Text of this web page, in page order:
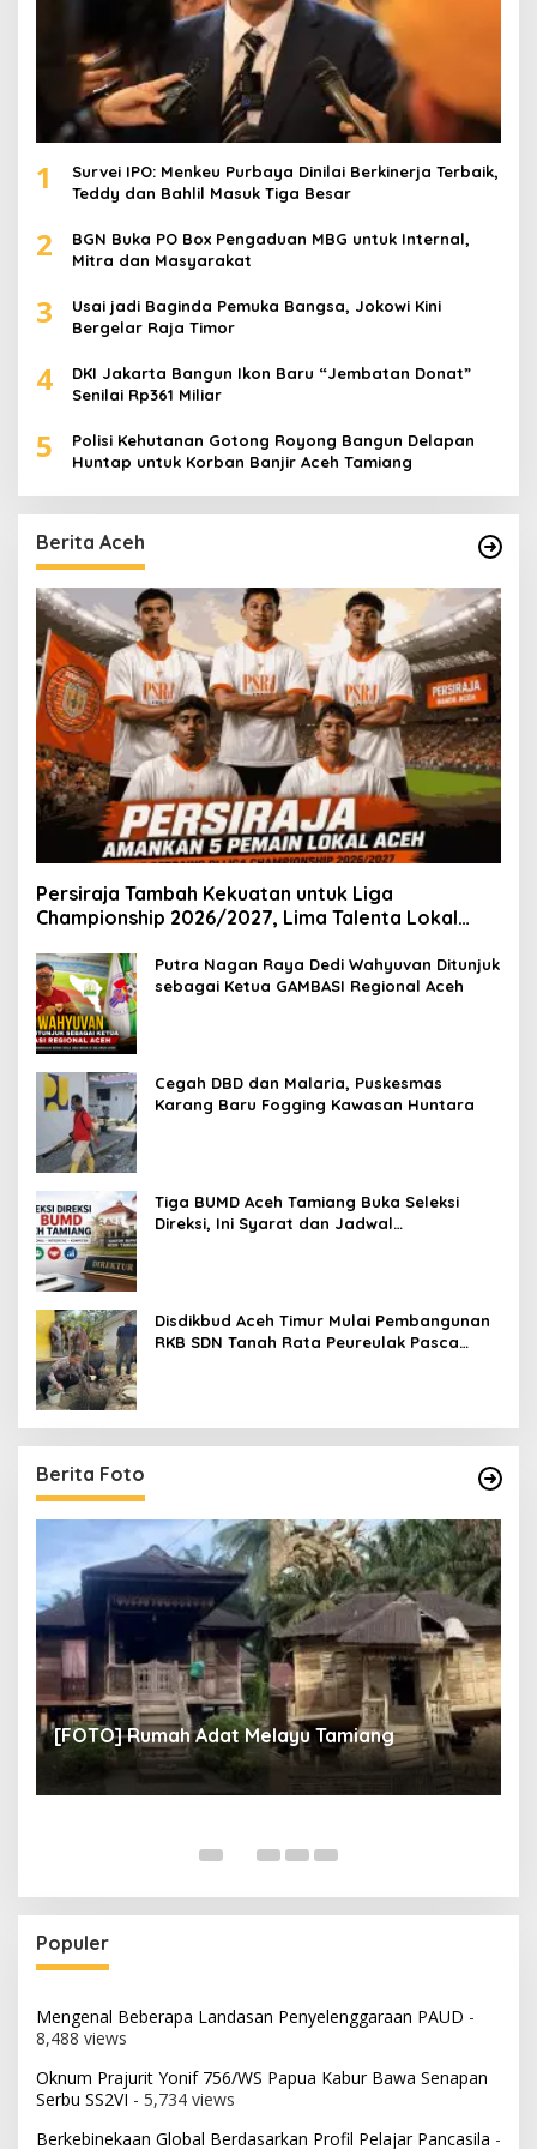
1
Survei IPO: Menkeu Purbaya Dinilai Berkinerja Terbaik,
Teddy dan Bahlil Masuk Tiga Besar
2
BGN Buka PO Box Pengaduan MBG untuk Internal,
Mitra dan Masyarakat
3
Usai jadi Baginda Pemuka Bangsa, Jokowi Kini
Bergelar Raja Timor
4
DKI Jakarta Bangun Ikon Baru “Jembatan Donat”
Senilai Rp361 Miliar
5
Polisi Kehutanan Gotong Royong Bangun Delapan
Huntap untuk Korban Banjir Aceh Tamiang
Berita Aceh
Persiraja Tambah Kekuatan untuk Liga
Championship 2026/2027, Lima Talenta Lokal
Putra Nagan Raya Dedi Wahyuvan Ditunjuk
sebagai Ketua GAMBASI Regional Aceh
Cegah DBD dan Malaria, Puskesmas
Karang Baru Fogging Kawasan Huntara
Tiga BUMD Aceh Tamiang Buka Seleksi
Direksi, Ini Syarat dan Jadwal
Disdikbud Aceh Timur Mulai Pembangunan
RKB SDN Tanah Rata Peureulak Pasca
Berita Foto
[FOTO] Rumah Adat Melayu Tamiang
Populer
Mengenal Beberapa Landasan Penyelenggaraan PAUD -
8,488 views
Oknum Prajurit Yonif 756/WS Papua Kabur Bawa Senapan
Serbu SS2VI - 5,734 views
Berkebinekaan Global Berdasarkan Profil Pelajar Pancasila -